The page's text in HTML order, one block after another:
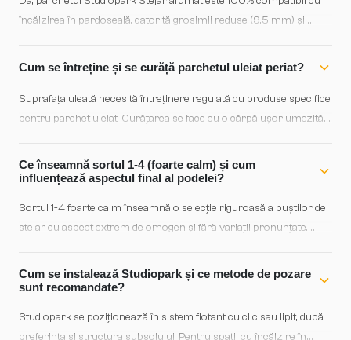
încălzirea în pardoseală, datorită grosimii reduse (9,5 mm) și
Recomandăm o temperatură maximă de suprafață de 27°C și o
creștere graduală a temperaturii pentru a preveni movementele
lemnului.
Cum se întreține și se curăță parchetul uleiat periat?
Suprafața uleată necesită întreținere regulată cu produse specifice
pentru parchet uleiat. Curățarea se face cu o cărpă ușor umezită
recomandăm o revigorozare cu ulei de parchet pentru a menține
aspectul cald și protecția naturală a lemnului.
Ce înseamnă sortul 1-4 (foarte calm) și cum
influențează aspectul final al podelei?
Sortul 1-4 foarte calm înseamnă o selecție riguroasă a buștilor de
stejar cu aspect extrem de omogen și fără variații pronunțate.
pattern-uri naturale foarte ușor variate, creând o suprafață sobră
și elegantă, ideală pentru spații moderne și minimaliste.
Cum se instalează Studiopark și ce metode de pozare
sunt recomandate?
Studiopark se poziționează în sistem flotant cu clic sau lipit, după
preferința și structura subsolului. Pentru spații cu încălzire în